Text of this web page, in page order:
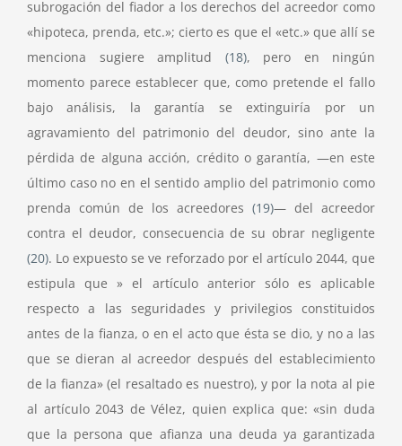
subrogación del fiador a los derechos del acreedor como
«hipoteca, prenda, etc.»; cierto es que el «etc.» que allí se
menciona sugiere amplitud (18), pero en ningún
momento parece establecer que, como pretende el fallo
bajo análisis, la garantía se extinguiría por un
agravamiento del patrimonio del deudor, sino ante la
pérdida de alguna acción, crédito o garantía, —en este
último caso no en el sentido amplio del patrimonio como
prenda común de los acreedores (19)— del acreedor
contra el deudor, consecuencia de su obrar negligente
(20). Lo expuesto se ve reforzado por el artículo 2044, que
estipula que » el artículo anterior sólo es aplicable
respecto a las seguridades y privilegios constituidos
antes de la fianza, o en el acto que ésta se dio, y no a las
que se dieran al acreedor después del establecimiento
de la fianza» (el resaltado es nuestro), y por la nota al pie
al artículo 2043 de Vélez, quien explica que: «sin duda
que la persona que afianza una deuda ya garantizada